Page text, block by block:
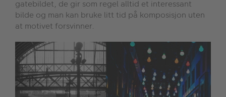
gatebildet, de gir som regel alltid et interessant
bilde og man kan bruke litt tid på komposisjon uten
at motivet forsvinner.